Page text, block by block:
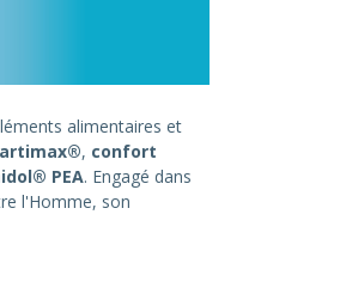
alimentaires et
, confort
PEA. Engagé dans
l'Homme, son